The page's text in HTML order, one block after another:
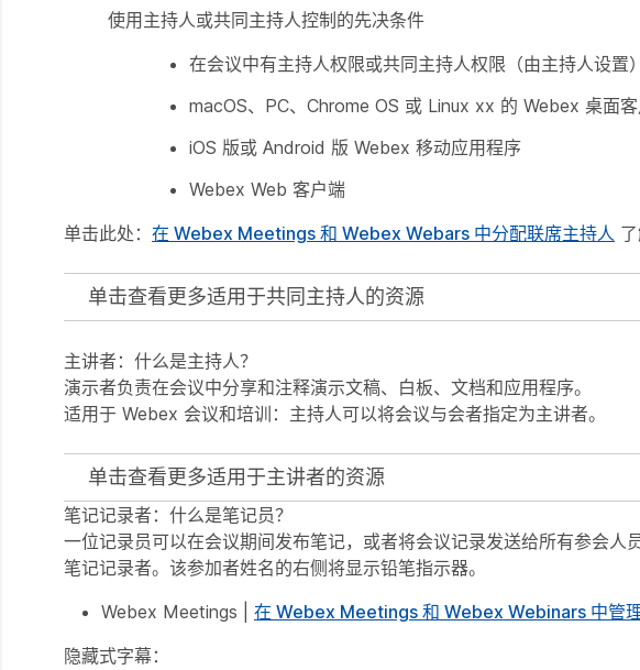
使用主持人或共同主持人控制的先决条件
在会议中有主持人权限或共同主持人权限（由主持人设置）
macOS、PC、Chrome OS 或 Linux xx 的 Webex 桌面
iOS 版或 Android 版 Webex 移动应用程序
Webex Web 客户端
单击此处： 在 Webex Meetings 和 Webex Webars 中分配联席主持人
单击查看更多适用于共同主持人的资源
主讲者：什么是主持人？
演示者负责在会议中分享和注释演示文稿、白板、文档和应用程序。
适用于 Webex 会议和培训：主持人可以将会议与会者指定为主讲者。
单击查看更多适用于主讲者的资源
笔记记录者：什么是笔记员？
一位记录员可以在会议期间发布笔记，或者将会议记录发送给所有参会人
笔记记录者。该参加者姓名的右侧将显示铅笔指示器。
Webex Meetings | 在 Webex Meetings 和 Webex Webinars 中管
隐藏式字幕：